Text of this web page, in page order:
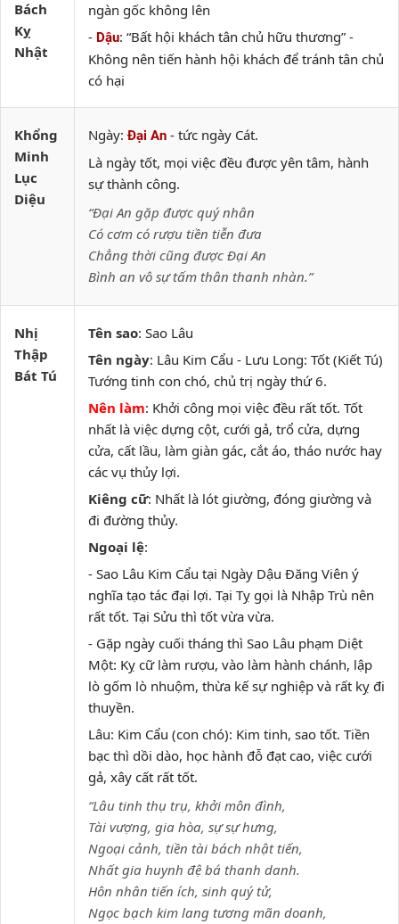
Bách
Kỵ
Nhật
ngàn gốc không lên
- Dậu: “Bất hội khách tân chủ hữu thương” -
Không nên tiến hành hội khách để tránh tân chủ
có hại
Khổng
Minh
Lục
Diệu
Ngày:Đại An - tức ngày Cát.
Là ngày tốt, mọi việc đều được yên tâm, hành
sự thành công.
“Đại An gặp được quý nhân
Có cơm có rượu tiền tiễn đưa
Chẳng thời cũng được Đại An
Bình an vô sự tấm thân thanh nhàn.”
Nhị
Thập
Bát Tú
Tên sao: Sao Lâu
Tên ngày: Lâu Kim Cẩu - Lưu Long: Tốt (Kiết Tú)
Tướng tinh con chó, chủ trị ngày thứ 6.
Nên làm: Khởi công mọi việc đều rất tốt. Tốt
nhất là việc dựng cột, cưới gả, trổ cửa, dựng
cửa, cất lầu, làm giàn gác, cắt áo, tháo nước hay
các vụ thủy lợi.
Kiêng cữ: Nhất là lót giường, đóng giường và
đi đường thủy.
Ngoại lệ:
- Sao Lâu Kim Cẩu tại Ngày Dậu Đăng Viên ý
nghĩa tạo tác đại lợi. Tại Tỵ gọi là Nhập Trù nên
rất tốt. Tại Sửu thì tốt vừa vừa.
- Gặp ngày cuối tháng thì Sao Lâu phạm Diệt
Một: Kỵ cữ làm rượu, vào làm hành chánh, lập
lò gốm lò nhuộm, thừa kế sự nghiệp và rất kỵ đi
thuyền.
Lâu: Kim Cẩu (con chó): Kim tinh, sao tốt. Tiền
bạc thì dồi dào, học hành đỗ đạt cao, việc cưới
gả, xây cất rất tốt.
“Lâu tinh thụ trụ, khởi môn đình,
Tài vượng, gia hòa, sự sự hưng,
Ngoại cảnh, tiền tài bách nhật tiến,
Nhất gia huynh đệ bá thanh danh.
Hôn nhân tiến ích, sinh quý tử,
Ngọc bạch kim lang tương mãn doanh,